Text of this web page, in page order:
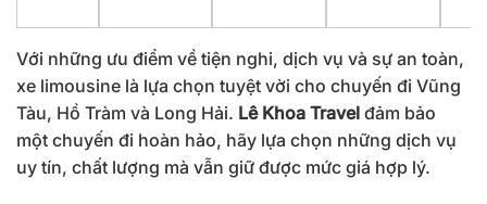
Với những ưu điểm về tiện nghi, dịch vụ và sự an toàn,
xe limousine là lựa chọn tuyệt vời cho chuyến đi Vũng
Tàu, Hồ Tràm và Long Hải. Lê Khoa Travel đảm bảo
một chuyến đi hoàn hảo, hãy lựa chọn những dịch vụ
uy tín, chất lượng mà vẫn giữ được mức giá hợp lý.